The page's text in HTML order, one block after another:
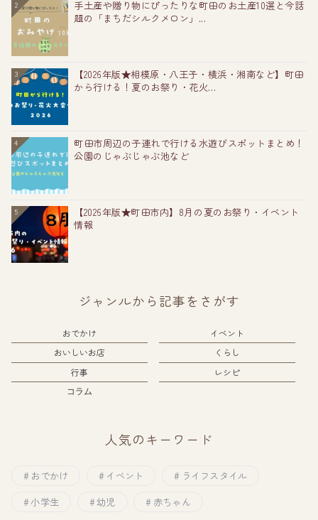
2
手土産や贈り物にぴったりな町田のお土産10選と今話
題の「まちだシルクメロン」...
3
【2026年版★相模原・八王子・横浜・湘南など】町田
から行ける！夏のお祭り・花火...
4
町田市周辺の子連れで行ける水遊びスポットまとめ！
公園のじゃぶじゃぶ池など
5
【2026年版★町田市内】8月の夏のお祭り・イベント
情報
ジャンルから記事をさがす
おでかけ
イベント
おいしいお店
くらし
行事
レシピ
コラム
人気のキーワード
おでかけ イベント
ライフスタイル
小学生
幼児 赤ちゃん